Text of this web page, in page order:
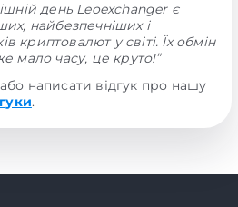
день Leoexchanger є
найбезпечніших і
криптовалют у світі. Їх обмін
мало часу, це круто!”
написати відгук про нашу
.